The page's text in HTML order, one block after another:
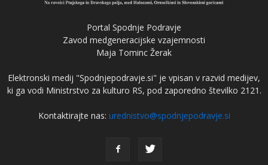
Portal Spodnje Podravje
Zavod medgeneracijske vzajemnosti
Maja Tominc Žerak
Elektronski medij "Spodnjepodravje.si" je vpisan v razvid medijev,
ki ga vodi Ministrstvo za kulturo RS, pod zaporedno številko 2121.
Kontaktirajte nas: urednistvo@spodnjepodravje.si